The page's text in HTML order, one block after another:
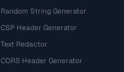
Random String Generator
CSP Header Generator
Text Redactor
CORS Header Generator